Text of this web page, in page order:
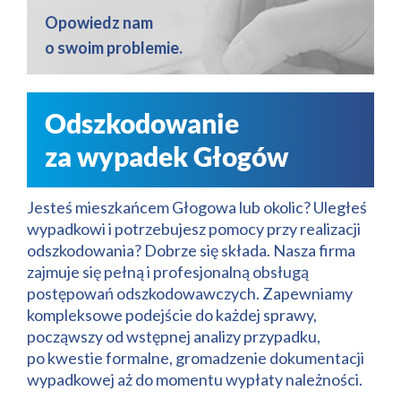
Opowiedz nam
o swoim problemie.
Odszkodowanie
za wypadek Głogów
Jesteś mieszkańcem Głogowa lub okolic? Uległeś
wypadkowi i potrzebujesz pomocy przy realizacji
odszkodowania? Dobrze się składa. Nasza firma
zajmuje się pełną i profesjonalną obsługą
postępowań odszkodowawczych. Zapewniamy
kompleksowe podejście do każdej sprawy,
począwszy od wstępnej analizy przypadku,
po kwestie formalne, gromadzenie dokumentacji
wypadkowej aż do momentu wypłaty należności.